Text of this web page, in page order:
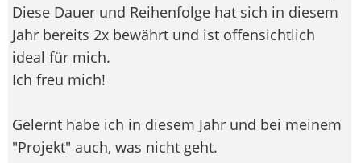
Diese Dauer und Reihenfolge hat sich in diesem
Jahr bereits 2x bewährt und ist offensichtlich
ideal für mich.
Ich freu mich!
Gelernt habe ich in diesem Jahr und bei meinem
"Projekt" auch, was nicht geht.